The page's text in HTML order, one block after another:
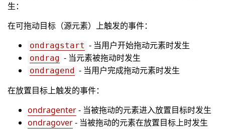
生：
在可拖动目标（源元素）上触发的事件：
ondragstart - 当用户开始拖动元素时发生
ondrag - 当元素被拖动时发生
ondragend - 当用户完成拖动元素时发生
在放置目标上触发的事件：
ondragenter- 当被拖动的元素进入放置目标时发生
ondragover- 当被拖动的元素在放置目标上时发生